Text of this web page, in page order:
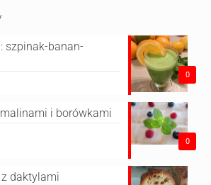
0
szpinak-banan-
0
i borówkami
daktylami